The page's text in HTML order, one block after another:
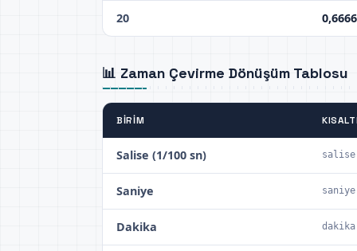
20
📊 Zaman Çevirme Dönüşüm Tablosu
BIRIM
Salise (1/100 sn) salise
Saniye saniye
Dakika dakika